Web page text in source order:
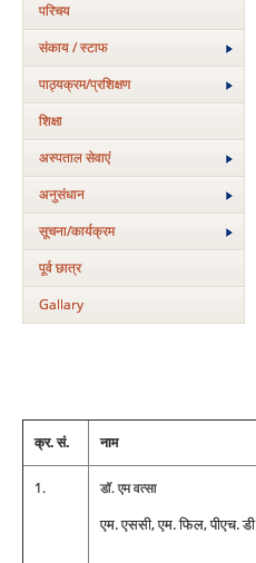
परिचय
संकाय / स्टाफ
पाठ्यक्रम/प्रशिक्षण
शिक्षा
अस्‍पताल सेवाएं
अनुसंधान
सूचना/कार्यक्रम
पूर्व छात्र
Gallary
क्र. सं. नाम
1.
डॉ. एम वत्‍सा
एम. एससी, एम. फिल, पीएच. डी